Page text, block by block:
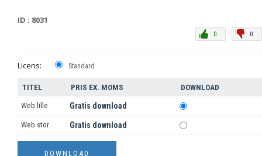
ID : 8031
0
0
Licens: Standard
TITEL PRIS EX. MOMS DOWNLOAD
Web lille Gratis download
Web stor Gratis download